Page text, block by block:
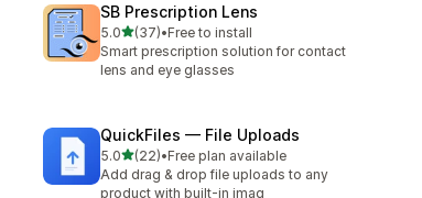
SB Prescription Lens
5.0滿分 5 顆星
(37)
共有 37 則評價
•Free to install
Smart prescription solution for contact
lens and eye glasses
QuickFiles — File Uploads
5.0滿分 5 顆星
(22)
共有 22 則評價
•Free plan available
Add drag & drop file uploads to any
product with built-in imag